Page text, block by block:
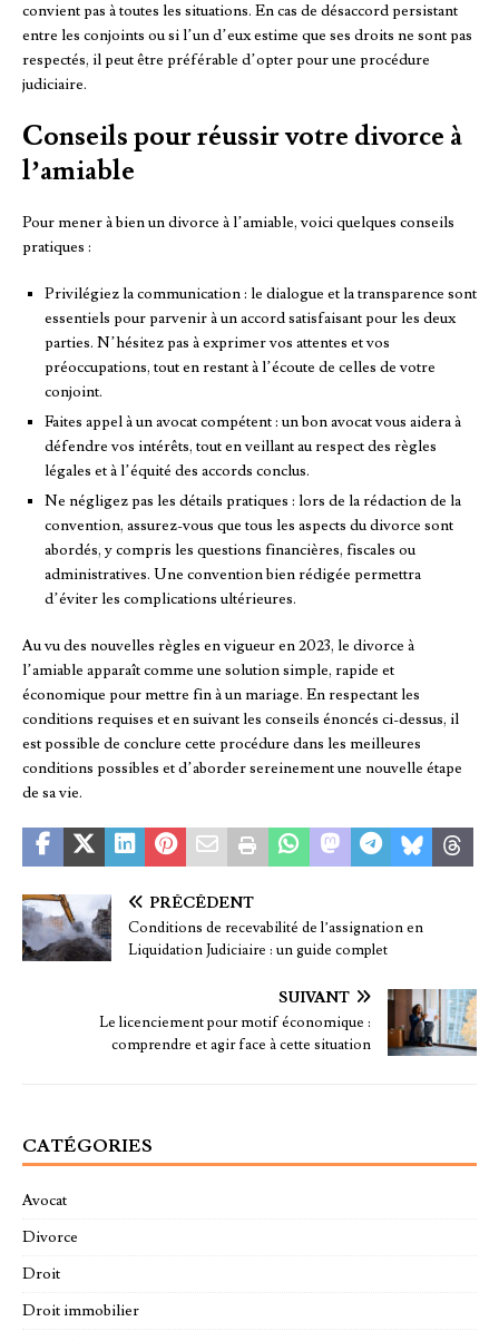
convient pas à toutes les situations. En cas de désaccord persistant
entre les conjoints ou si l’un d’eux estime que ses droits ne sont pas
respectés, il peut être préférable d’opter pour une procédure
judiciaire.
Conseils pour réussir votre divorce à
l’amiable
Pour mener à bien un divorce à l’amiable, voici quelques conseils
pratiques :
Privilégiez la communication : le dialogue et la transparence sont
essentiels pour parvenir à un accord satisfaisant pour les deux
parties. N’hésitez pas à exprimer vos attentes et vos
préoccupations, tout en restant à l’écoute de celles de votre
conjoint.
Faites appel à un avocat compétent : un bon avocat vous aidera à
défendre vos intérêts, tout en veillant au respect des règles
légales et à l’équité des accords conclus.
Ne négligez pas les détails pratiques : lors de la rédaction de la
convention, assurez-vous que tous les aspects du divorce sont
abordés, y compris les questions financières, fiscales ou
administratives. Une convention bien rédigée permettra
d’éviter les complications ultérieures.
Au vu des nouvelles règles en vigueur en 2023, le divorce à
l’amiable apparaît comme une solution simple, rapide et
économique pour mettre fin à un mariage. En respectant les
conditions requises et en suivant les conseils énoncés ci-dessus, il
est possible de conclure cette procédure dans les meilleures
conditions possibles et d’aborder sereinement une nouvelle étape
de sa vie.
PRÉCÉDENT
Conditions de recevabilité de l’assignation en
Liquidation Judiciaire : un guide complet
SUIVANT
Le licenciement pour motif économique :
comprendre et agir face à cette situation
CATÉGORIES
Avocat
Divorce
Droit
Droit immobilier